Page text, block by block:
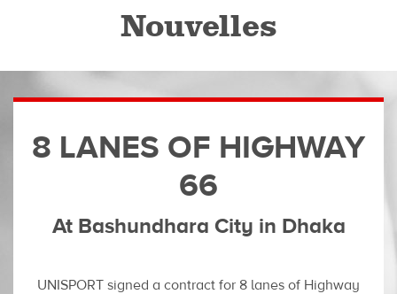
Nouvelles
8 LANES OF HIGHWAY
66
At Bashundhara City in Dhaka
UNISPORT signed a contract for 8 lanes of Highway